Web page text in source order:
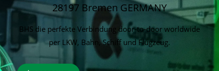
28197 Bremen GERMANY
BHS die perfekte Verbindung door-to-door worldwide
per LKW, Bahn, Schiff und Flugzeug.